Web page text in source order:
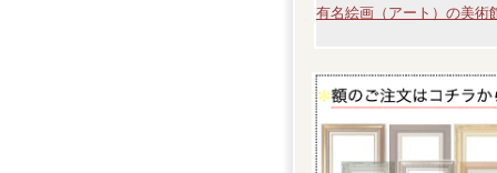
有名絵画（アート）の美術